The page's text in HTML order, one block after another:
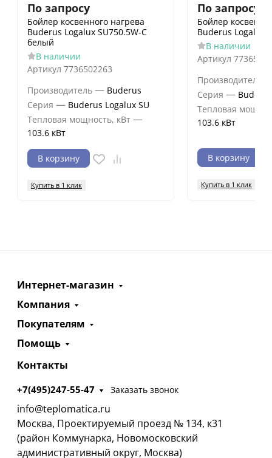
По запросу
Бойлер косвенного нагрева
Buderus Logalux SU750.5W-C
белый
В наличии
Артикул 7736502263
Производитель — Buderus
Серия — Buderus Logalux SU
Тепловая мощность, кВт —
103.6 кВт
В корзину
Купить в 1 клик
По запросу
Бойлер
Buderus Logalux
В наличии
Артикул
Производитель
Серия —
Тепловая
103.6 кВт
В корзину
Купить в 1 клик
Интернет-магазин
Компания
Покупателям
Помощь
Контакты
+7(495)247-55-47 Заказать звонок
info@teplomatica.ru
Москва, Проектируемый проезд № 134, к31
(район Коммунарка, Новомосковский
административный округ, Москва)